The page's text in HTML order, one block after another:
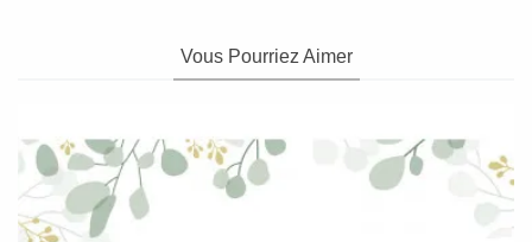
Vous Pourriez Aimer